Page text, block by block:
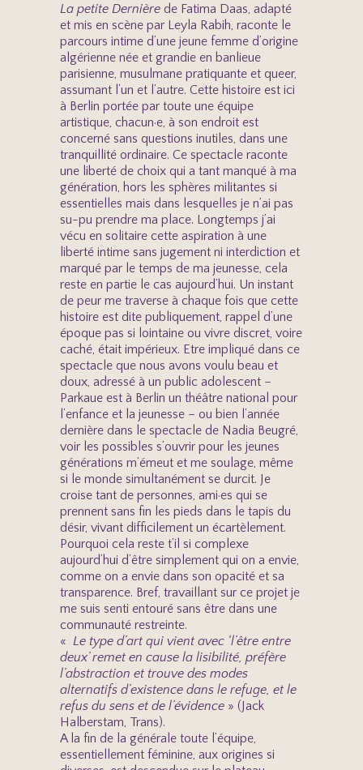
La petite Dernière de Fatima Daas, adapté
et mis en scène par Leyla Rabih, raconte le
parcours intime d’une jeune femme d’origine
algérienne née et grandie en banlieue
parisienne, musulmane pratiquante et queer,
assumant l’un et l’autre. Cette histoire est ici
à Berlin portée par toute une équipe
artistique, chacun·e, à son endroit est
concerné sans questions inutiles, dans une
tranquillité ordinaire. Ce spectacle raconte
une liberté de choix qui a tant manqué à ma
génération, hors les sphères militantes si
essentielles mais dans lesquelles je n’ai pas
su-pu prendre ma place. Longtemps j’ai
vécu en solitaire cette aspiration à une
liberté intime sans jugement ni interdiction et
marqué par le temps de ma jeunesse, cela
reste en partie le cas aujourd’hui. Un instant
de peur me traverse à chaque fois que cette
histoire est dite publiquement, rappel d’une
époque pas si lointaine ou vivre discret, voire
caché, était impérieux. Etre impliqué dans ce
spectacle que nous avons voulu beau et
doux, adressé à un public adolescent –
Parkaue est à Berlin un théâtre national pour
l’enfance et la jeunesse – ou bien l’année
dernière dans le spectacle de Nadia Beugré,
voir les possibles s’ouvrir pour les jeunes
générations m’émeut et me soulage, même
si le monde simultanément se durcit. Je
croise tant de personnes, ami·es qui se
prennent sans fin les pieds dans le tapis du
désir, vivant difficilement un écartèlement.
Pourquoi cela reste t’il si complexe
aujourd’hui d’être simplement qui on a envie,
comme on a envie dans son opacité et sa
transparence. Bref, travaillant sur ce projet je
me suis senti entouré sans être dans une
communauté restreinte.
« Le type d’art qui vient avec ‘l’être entre
deux’ remet en cause la lisibilité, préfère
l’abstraction et trouve des modes
alternatifs d’existence dans le refuge, et le
refus du sens et de l’évidence » (Jack
Halberstam, Trans).
A la fin de la générale toute l’équipe,
essentiellement féminine, aux origines si